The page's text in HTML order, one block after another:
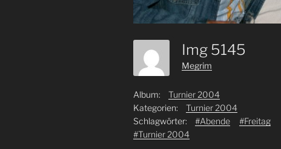
Img 5145
Megrim
Album:
Turnier 2004
Kategorien:
Turnier 2004
Schlagwörter:
#Abende
#Freitag
#Turnier 2004